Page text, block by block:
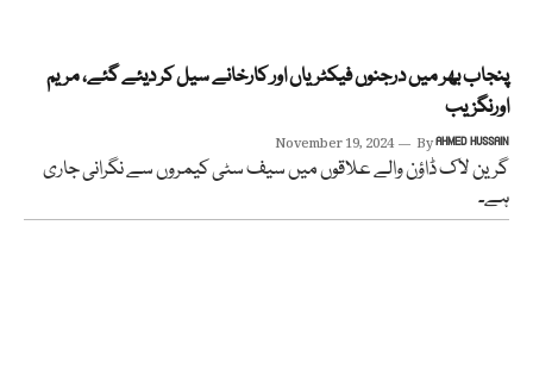
پنجاب بھر میں درجنوں فیکٹریاں اور کارخانے سیل کر دیئے گئے، مریم
اورنگزیب
November 19, 2024 ByAHMED HUSSAIN
گرین لاک ڈاؤن والے علاقوں میں سیف سٹی کیمروں سے نگرانی جاری
ہے۔